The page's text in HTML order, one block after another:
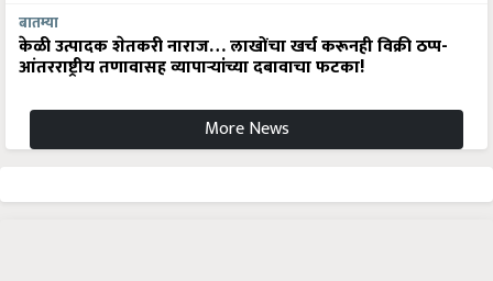
बातम्या
केळी उत्पादक शेतकरी नाराज… लाखोंचा खर्च करूनही विक्री ठप्प-
आंतरराष्ट्रीय तणावासह व्यापाऱ्यांच्या दबावाचा फटका!
More News